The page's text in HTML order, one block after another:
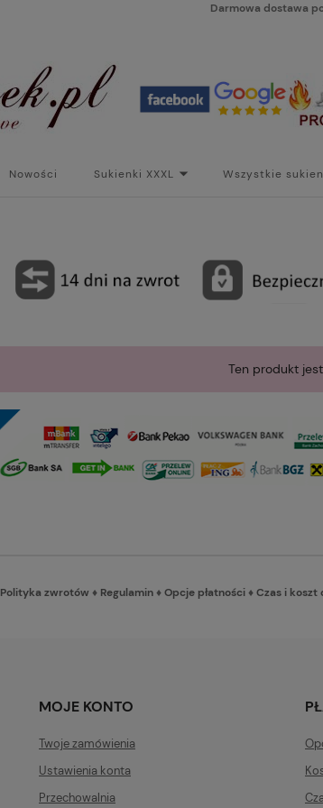
Darmowa dostawa
Nowości Sukienki XXXL Wszystkie
Ten produkt
Polityka zwrotów ♦ Regulamin♦Opcje płatności♦Czas i koszt
MOJE KONTO
Twoje zamówienia
Ustawienia konta
Przechowalnia